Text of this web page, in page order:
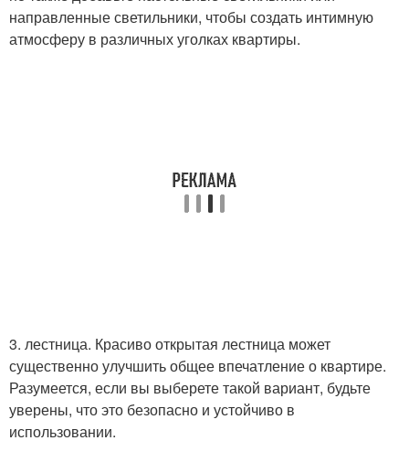
направленные светильники, чтобы создать интимную
атмосферу в различных уголках квартиры.
3. лестница. Красиво открытая лестница может
существенно улучшить общее впечатление о квартире.
Разумеется, если вы выберете такой вариант, будьте
уверены, что это безопасно и устойчиво в
использовании.